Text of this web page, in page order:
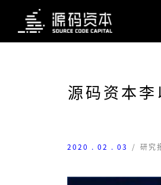
源码资本
2020 . 02 . 03 / 研究